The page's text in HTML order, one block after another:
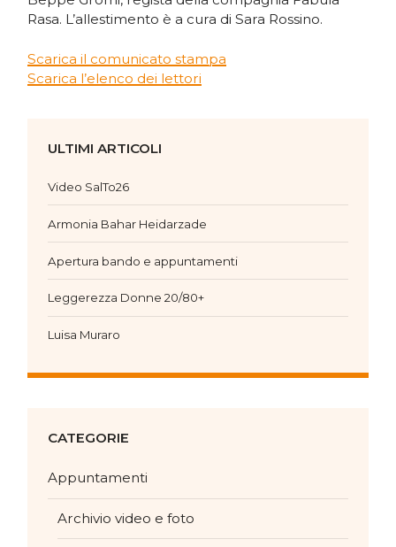
Rasa. L’allestimento è a cura di Sara Rossino.
Scarica il comunicato stampa
Scarica l’elenco dei lettori
ULTIMI ARTICOLI
Video SalTo26
Armonia Bahar Heidarzade
Apertura bando e appuntamenti
Leggerezza Donne 20/80+
Luisa Muraro
CATEGORIE
Appuntamenti
Archivio video e foto